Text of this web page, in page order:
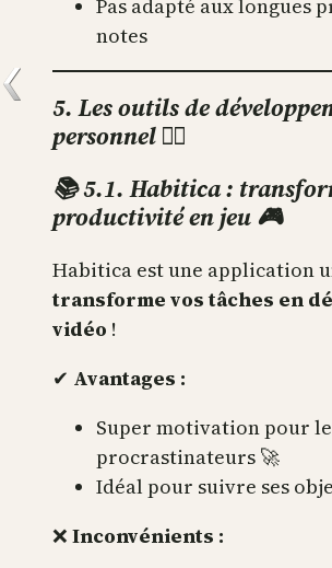
Pas adapté aux longues
notes
5. Les outils de
personnel 🧘‍♂️
📚 5.1. Habitica :
productivité en jeu 🎮
Habitica est une application
transforme vos tâches en
vidéo !
✔ Avantages :
Super motivation pour
procrastinateurs 🚀
Idéal pour suivre ses
❌ Inconvénients :